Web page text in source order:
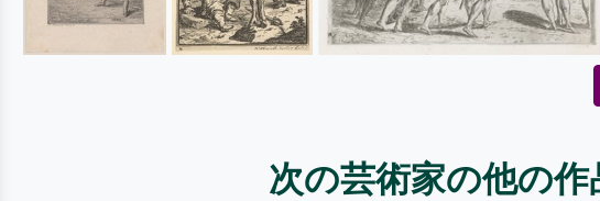
次の芸術家の他の